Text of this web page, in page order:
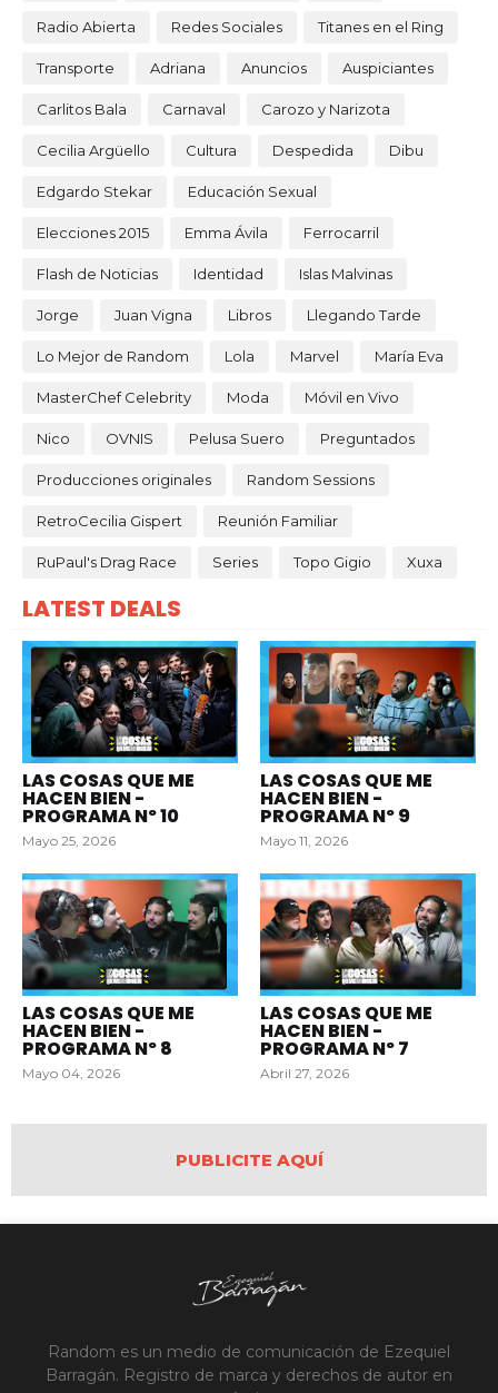
Radio Abierta Redes Sociales Titanes en el Ring
Transporte Adriana Anuncios Auspiciantes
Carlitos Bala Carnaval Carozo y Narizota
Cecilia Argüello Cultura Despedida Dibu
Edgardo Stekar Educación Sexual
Elecciones 2015 Emma Ávila Ferrocarril
Flash de Noticias Identidad Islas Malvinas
Jorge Juan Vigna Libros Llegando Tarde
Lo Mejor de Random Lola Marvel María Eva
MasterChef Celebrity Moda Móvil en Vivo
Nico OVNIS Pelusa Suero Preguntados
Producciones originales Random Sessions
RetroCecilia Gispert Reunión Familiar
RuPaul's Drag Race Series Topo Gigio Xuxa
LATEST DEALS
LAS COSAS QUE ME
HACEN BIEN -
PROGRAMA Nº 10
Mayo 25, 2026
LAS COSAS QUE ME
HACEN BIEN -
PROGRAMA Nº 9
Mayo 11, 2026
LAS COSAS QUE ME
HACEN BIEN -
PROGRAMA Nº 8
Mayo 04, 2026
LAS COSAS QUE ME
HACEN BIEN -
PROGRAMA Nº 7
Abril 27, 2026
PUBLICITE AQUÍ
Random es un medio de comunicación de Ezequiel
Barragán. Registro de marca y derechos de autor en